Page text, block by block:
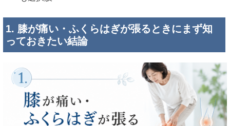
1. 膝が痛い・ふくらはぎが張るときにまず知
っておきたい結論